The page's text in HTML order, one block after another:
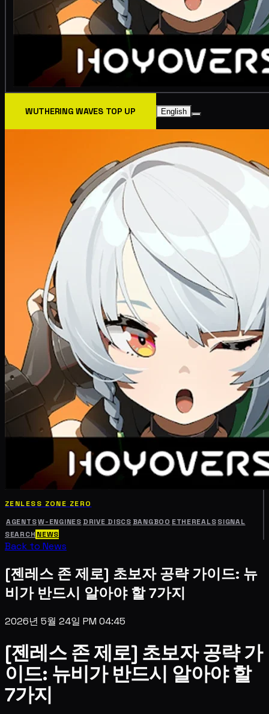
WUTHERING WAVES TOP UP English
ZENLESS ZONE ZERO
AGENTSW-ENGINES DRIVE DISCS BANGBOO ETHEREALSSIGNAL
SEARCH NEWS
Back to News
[젠레스 존 제로] 초보자 공략 가이드: 뉴
비가 반드시 알아야 할 7가지
2026년 5월 24일 PM 04:45
[젠레스 존 제로] 초보자 공략 가
이드: 뉴비가 반드시 알아야 할
7가지